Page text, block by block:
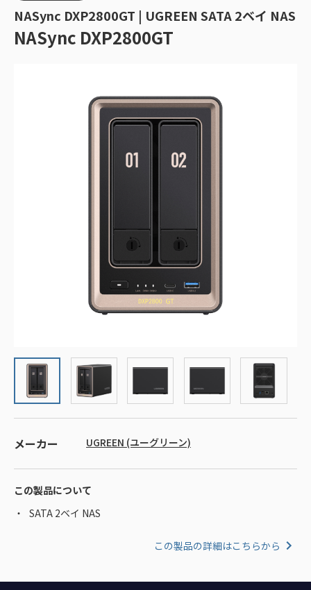
NASync DXP2800GT | UGREEN SATA 2ベイ NAS
NASync DXP2800GT
メーカー UGREEN (ユーグリーン)
この製品について
SATA 2ベイ NAS
この製品の詳細はこちらから